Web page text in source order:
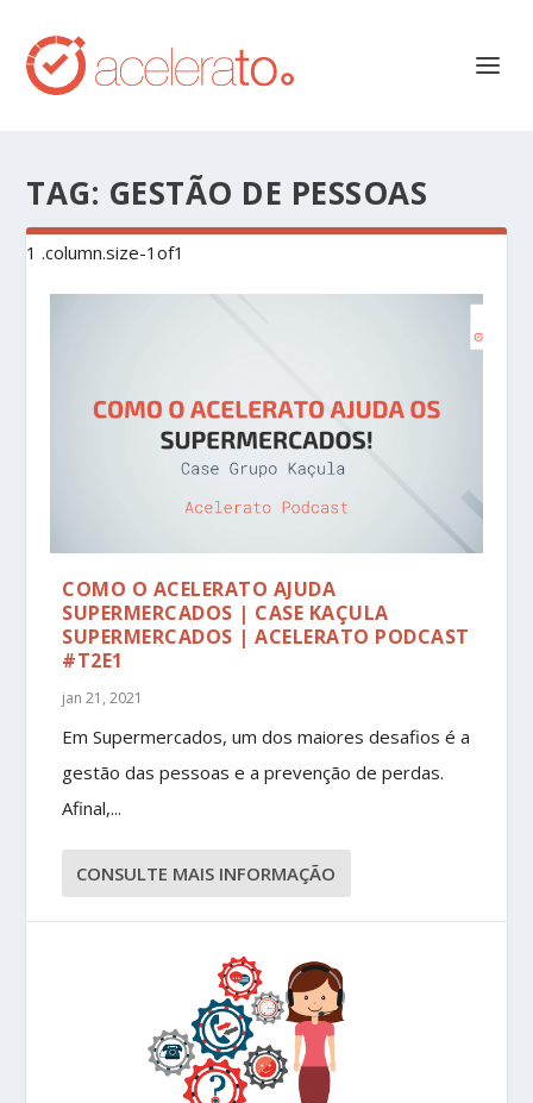
TAG: GESTÃO DE PESSOAS
COMO O ACELERATO AJUDA
SUPERMERCADOS | CASE KAÇULA
SUPERMERCADOS | ACELERATO PODCAST
#T2E1
jan 21, 2021
Em Supermercados, um dos maiores desafios é a
gestão das pessoas e a prevenção de perdas.
Afinal,...
CONSULTE MAIS INFORMAÇÃO